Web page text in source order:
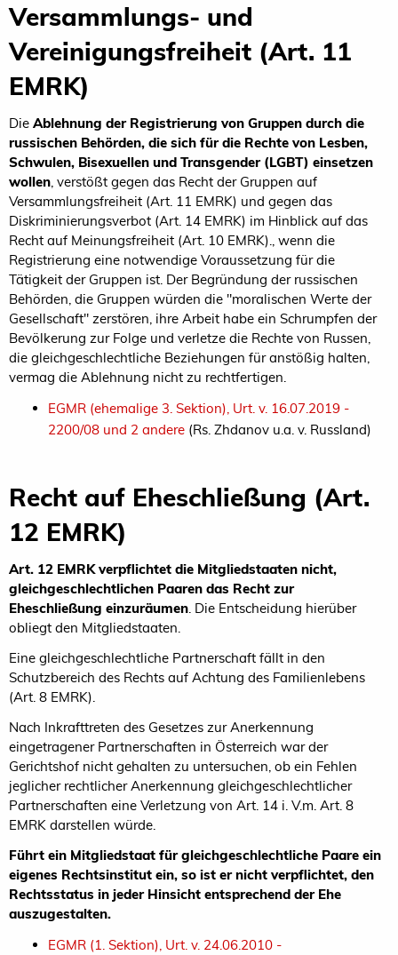
Versammlungs- und
Vereinigungsfreiheit (Art. 11
EMRK)
Die Ablehnung der Registrierung von Gruppen durch die
russischen Behörden, die sich für die Rechte von Lesben,
Schwulen, Bisexuellen und Transgender (LGBT) einsetzen
wollen, verstößt gegen das Recht der Gruppen auf
Versammlungsfreiheit (Art. 11 EMRK) und gegen das
Diskriminierungsverbot (Art. 14 EMRK) im Hinblick auf das
Recht auf Meinungsfreiheit (Art. 10 EMRK)., wenn die
Registrierung eine notwendige Voraussetzung für die
Tätigkeit der Gruppen ist. Der Begründung der russischen
Behörden, die Gruppen würden die "moralischen Werte der
Gesellschaft" zerstören, ihre Arbeit habe ein Schrumpfen der
Bevölkerung zur Folge und verletze die Rechte von Russen,
die gleichgeschlechtliche Beziehungen für anstößig halten,
vermag die Ablehnung nicht zu rechtfertigen.
EGMR (ehemalige 3. Sektion), Urt. v. 16.07.2019 -
2200/08 und 2 andere (Rs. Zhdanov u.a. v. Russland)
Recht auf Eheschließung (Art.
12 EMRK)
Art. 12 EMRK verpflichtet die Mitgliedstaaten nicht,
gleichgeschlechtlichen Paaren das Recht zur
Eheschließung einzuräumen. Die Entscheidung hierüber
obliegt den Mitgliedstaaten.
Eine gleichgeschlechtliche Partnerschaft fällt in den
Schutzbereich des Rechts auf Achtung des Familienlebens
(Art. 8 EMRK).
Nach Inkrafttreten des Gesetzes zur Anerkennung
eingetragener Partnerschaften in Österreich war der
Gerichtshof nicht gehalten zu untersuchen, ob ein Fehlen
jeglicher rechtlicher Anerkennung gleichgeschlechtlicher
Partnerschaften eine Verletzung von Art. 14 i. V.m. Art. 8
EMRK darstellen würde.
Führt ein Mitgliedstaat für gleichgeschlechtliche Paare ein
eigenes Rechtsinstitut ein, so ist er nicht verpflichtet, den
Rechtsstatus in jeder Hinsicht entsprechend der Ehe
auszugestalten.
EGMR (1. Sektion), Urt. v. 24.06.2010 -